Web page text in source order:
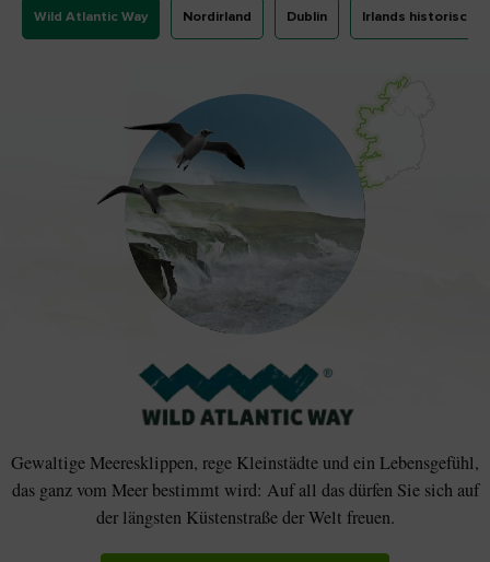
Wild Atlantic Way Nordirland Dublin Irlands
Gewaltige Meeresklippen, rege Kleinstädte und ein Lebensgefühl,
das ganz vom Meer bestimmt wird: Auf all das dürfen Sie sich auf
der längsten Küstenstraße der Welt freuen.